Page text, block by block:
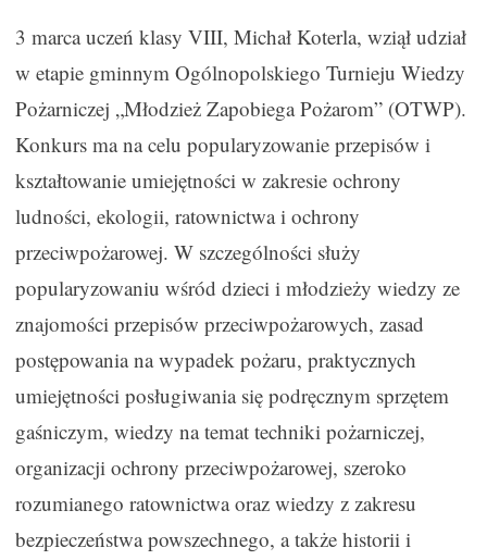
3 marca uczeń klasy VIII, Michał Koterla, wziął udział
w etapie gminnym Ogólnopolskiego Turnieju Wiedzy
Pożarniczej „Młodzież Zapobiega Pożarom” (OTWP).
Konkurs ma na celu popularyzowanie przepisów i
kształtowanie umiejętności w zakresie ochrony
ludności, ekologii, ratownictwa i ochrony
przeciwpożarowej. W szczególności służy
popularyzowaniu wśród dzieci i młodzieży wiedzy ze
znajomości przepisów przeciwpożarowych, zasad
postępowania na wypadek pożaru, praktycznych
umiejętności posługiwania się podręcznym sprzętem
gaśniczym, wiedzy na temat techniki pożarniczej,
organizacji ochrony przeciwpożarowej, szeroko
rozumianego ratownictwa oraz wiedzy z zakresu
bezpieczeństwa powszechnego, a także historii i